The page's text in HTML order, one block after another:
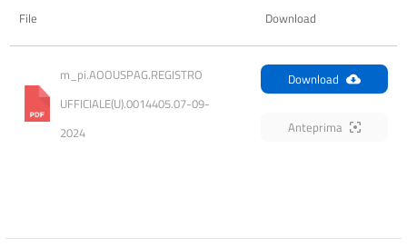
File Download
m_pi.AOOUSPAG.REGISTRO
UFFICIALE(U).0014405.07-09-
2024
Download
Anteprima